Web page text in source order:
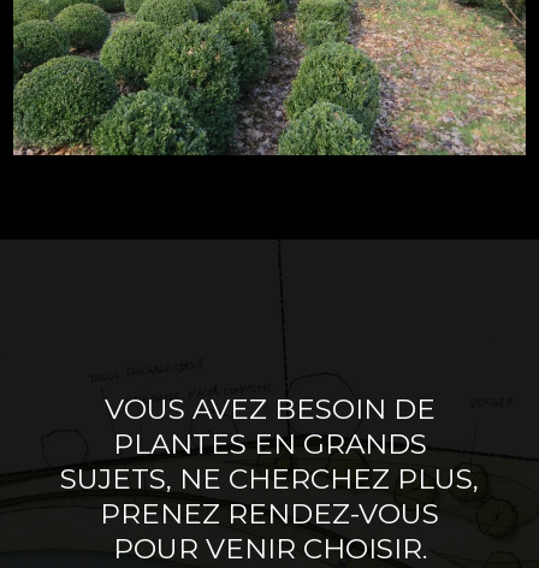
VOUS AVEZ BESOIN DE
PLANTES EN GRANDS
SUJETS, NE CHERCHEZ PLUS,
PRENEZ RENDEZ-VOUS
POUR VENIR CHOISIR.